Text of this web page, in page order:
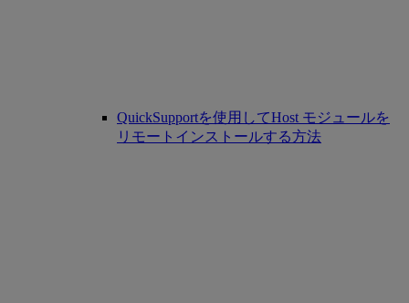
QuickSupportを使用してHost モジュールを
リモートインストールする方法